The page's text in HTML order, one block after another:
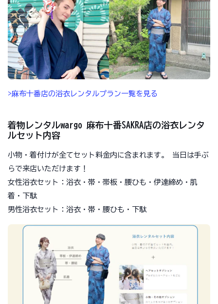
>麻布十番店の浴衣レンタルプラン一覧を見る
着物レンタルwargo 麻布十番SAKRA店の浴衣レンタ
ルセット内容
小物・着付けが全てセット料金内に含まれます。 当日は手ぶ
らで来店いただけます！
女性浴衣セット：浴衣・帯・帯板・腰ひも・伊達締め・肌
着・下駄
男性浴衣セット：浴衣・帯・腰ひも・下駄